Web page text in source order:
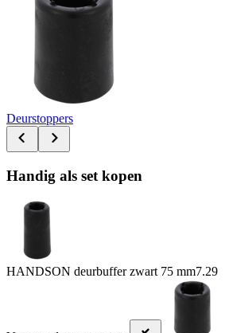
Deurstoppers
Handig als set kopen
HANDSON deurbuffer zwart 75 mm7.29